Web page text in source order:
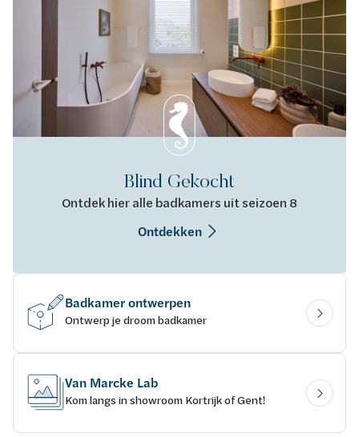
Blind Gekocht
Ontdek hier alle badkamers uit seizoen 8
Ontdekken
Badkamer ontwerpen
Ontwerp je droom badkamer
Van Marcke Lab
Kom langs in showroom Kortrijk of Gent!